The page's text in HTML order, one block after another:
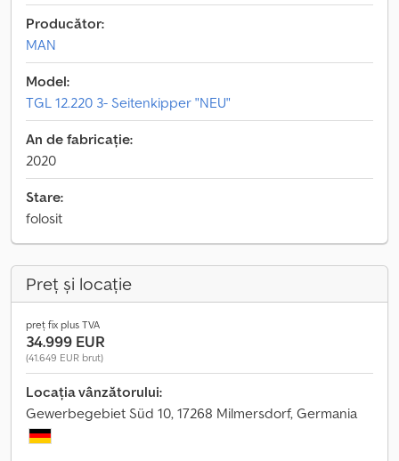
Producător:
MAN
Model:
TGL 12.220 3- Seitenkipper "NEU"
An de fabricație:
2020
Stare:
folosit
Preț și locație
preț fix plus TVA
34.999 EUR
(41.649 EUR brut)
Locația vânzătorului:
Gewerbegebiet Süd 10, 17268 Milmersdorf, Germania